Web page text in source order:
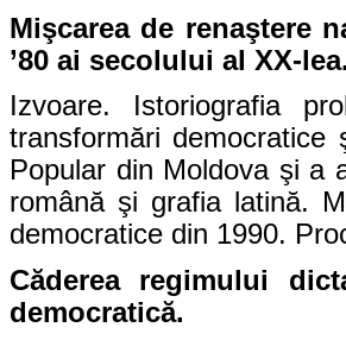
Mişcarea de renaştere
’80 ai secolului al XX-lea.
Izvoare. Istoriografia
transformări democratice
Popular din Moldova şi a
română şi grafia latină.
democratice din 1990.
Căderea regimului
democratică.